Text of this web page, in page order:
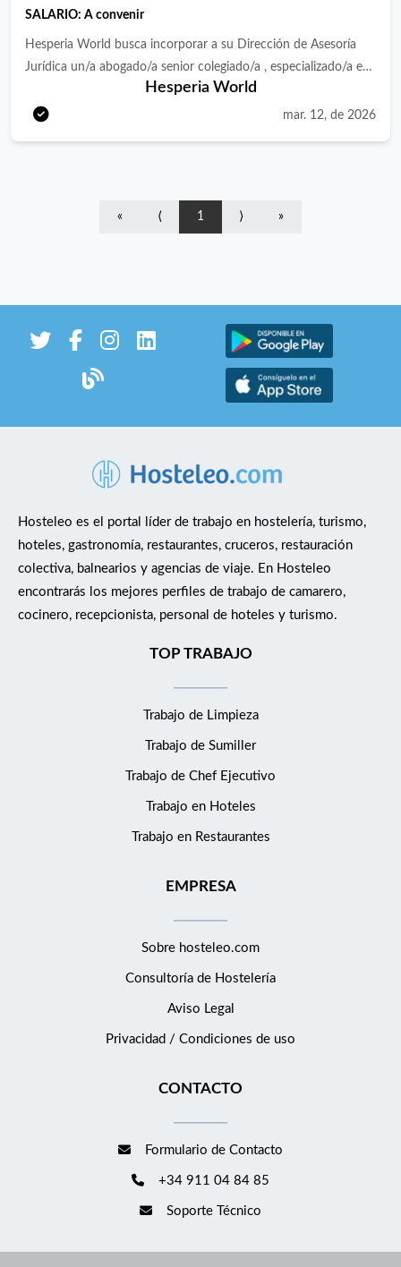
SALARIO: A convenir
Hesperia World busca incorporar a su Dirección de Asesoría
Jurídica un/a abogado/a senior colegiado/a , especializado/a en
Derecho Mercantil, Corporate y operaciones de M&amp;A ,
para participar en el asesoramiento jurídico del grupo y en
prestando asesoramiento legal a las distintas sociedades del
grupo, incluyendo su actividad hotelera y otras líneas de
empresa , con experiencia en operaciones corporativas y
capacidad para coordinar proyectos jurídicos complejos.
Responsabilidades principales Dar soporte al Director de
Asesoría Jurídica en la gestión y coordinación del departamento
legal. Prestar asesoramiento jurídico corporativo a las distintas
Participar en operaciones de adquisición de activos turísticos y
proyectos inmobiliarios , incluyendo análisis preliminar,
procesos de due diligence , estructuración jurídica y
negociación de contratos. Redactar, revisar y negociar
contratos mercantiles y corporativos relevantes . Supervisar y
su actividad operativa y de nuevos proyectos de negocio.
cumplimiento normativo, contratación de servicios, etc.).
Coordinar la gestión de procedimientos contenciosos y la
o Grado en Derecho . Abogado/a colegiado/a con experiencia
consolidada en abogacía mercantil / corporate law . 10–15
estate . Valorable experiencia en sector hotelero, turismo o
inversión inmobiliaria . Alta capacidad de análisis jurídico,
negociación contractual y gestión de proyectos. Perfil con
trabajo en equipo. Nivel avanzado de inglés , hablado y escrito.
Disponibilidad para viajes puntuales dentro del ámbito nacional.
. Entorno profesional dinámico dentro de un grupo consolidado
beneficios y descuentos
Hesperia World
mar. 12, de 2026
« ⟨ 1 ⟩ »
Hosteleo es el portal líder de trabajo en hostelería, turismo,
hoteles, gastronomía, restaurantes, cruceros, restauración
colectiva, balnearios y agencias de viaje. En Hosteleo
encontrarás los mejores perfiles de trabajo de camarero,
cocinero, recepcionista, personal de hoteles y turismo.
TOP TRABAJO
Trabajo de Limpieza
Trabajo de Sumiller
Trabajo de Chef Ejecutivo
Trabajo en Hoteles
Trabajo en Restaurantes
EMPRESA
Sobre hosteleo.com
Consultoría de Hostelería
Aviso Legal
Privacidad / Condiciones de uso
CONTACTO
Formulario de Contacto
+34 911 04 84 85
Soporte Técnico